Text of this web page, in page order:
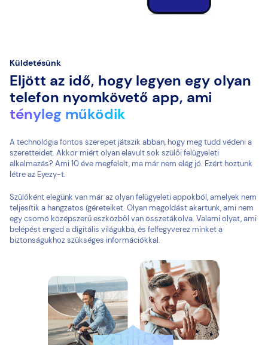
Küldetésünk
Eljött az idő, hogy legyen egy olyan
telefon nyomkövető app, ami
tényleg működik
A technológia fontos szerepet játszik abban, hogy meg tudd védeni a
szeretteidet. Akkor miért olyan elavult sok szülői felügyeleti
alkalmazás? Ami 10 éve megfelelt, ma már nem elég jó. Ezért hoztunk
létre az Eyezy-t.
Szülőként elegünk van már az olyan felügyeleti appokból, amelyek nem
teljesítik a hangzatos ígéreteiket. Olyan megoldást akartunk, ami nem
egy csomó középszerű eszközből van összetákolva. Valami olyat, ami
belépést enged a digitális világukba, és felfegyverez minket a
biztonságukhoz szükséges információkkal.